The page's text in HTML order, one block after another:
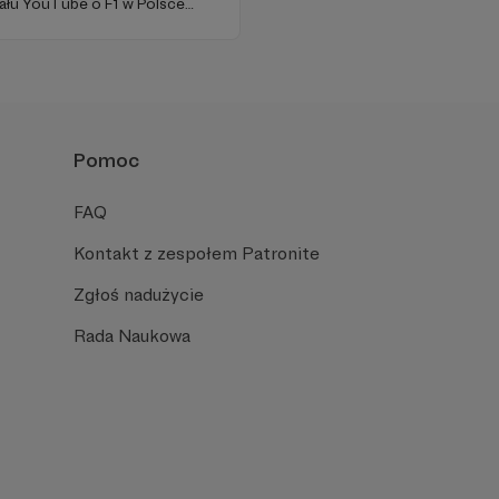
Pomoc
FAQ
Kontakt z zespołem Patronite
Zgłoś nadużycie
Rada Naukowa